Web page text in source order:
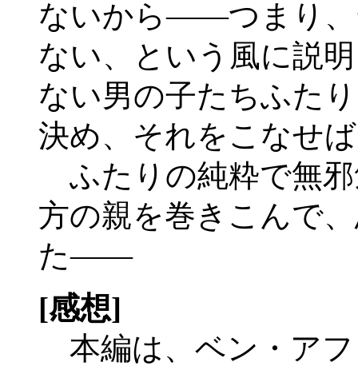
ないから――つまり、
ない、という風に説
ない男の子たちふた
決め、それをこなせ
ふたりの純粋で無
方の親を巻きこんで
た――
[感想]
本編は、ベン・ア